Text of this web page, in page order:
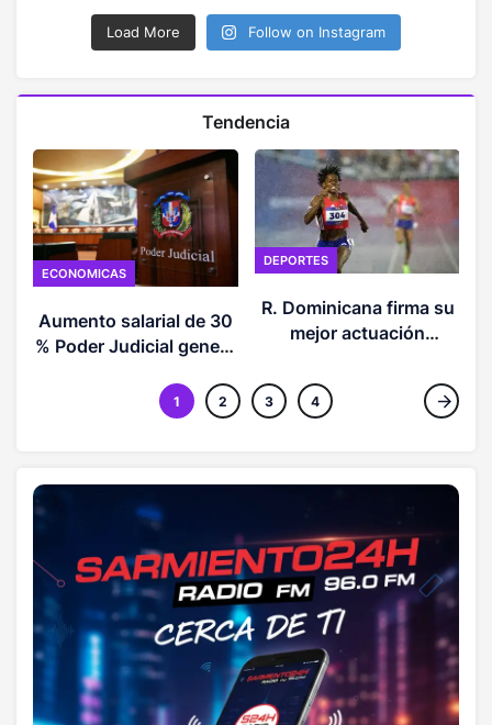
Load More Follow on Instagram
Tendencia
ECONOMICAS
Aumento salarial de 30
% Poder Judicial genera
DEPORTES
R. Dominicana firma su
mejor actuación
1 2 3 4